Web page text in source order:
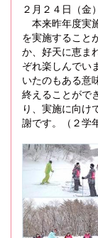
２月２４日（金）
本来昨年度実
を実施すること
か、好天に恵ま
ぞれ楽しんでい
いたのもある意
終えることがで
り、実施に向け
謝です。（２学